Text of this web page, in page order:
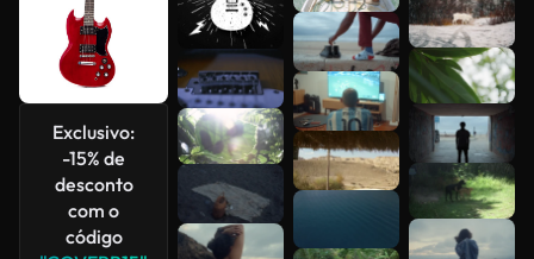
Exclusivo:
-15% de
desconto
com o
código
Veja mais